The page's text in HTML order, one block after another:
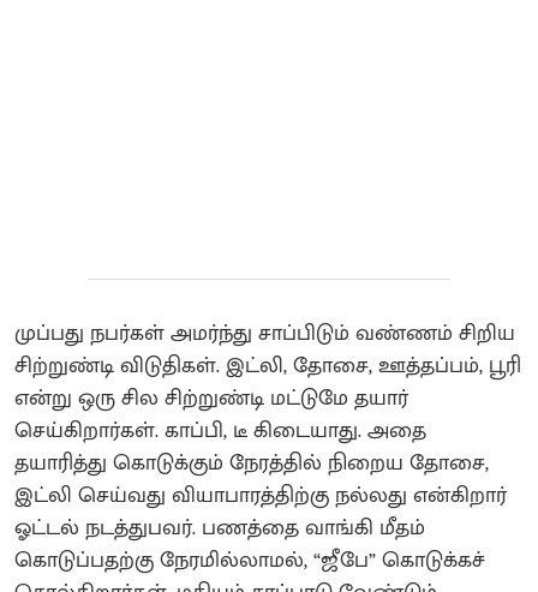
முப்பது நபர்கள் அமர்ந்து சாப்பிடும் வண்ணம் சிறிய
சிற்றுண்டி விடுதிகள். இட்லி, தோசை, ஊத்தப்பம், பூரி
என்று ஒரு சில சிற்றுண்டி மட்டுமே தயார்
செய்கிறார்கள். காப்பி, டீ கிடையாது. அதை
தயாரித்து கொடுக்கும் நேரத்தில் நிறைய தோசை,
இட்லி செய்வது வியாபாரத்திற்கு நல்லது என்கிறார்
ஓட்டல் நடத்துபவர். பணத்தை வாங்கி மீதம்
கொடுப்பதற்கு நேரமில்லாமல், “ஜீபே” கொடுக்கச்